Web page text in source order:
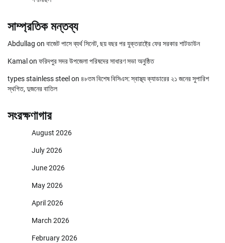
সাম্প্রতিক মন্তব্য
Abdullag on বাজেট পাসে ব্যর্থ সিনেট, ছয় বছর পর যুক্তরাষ্ট্রে ফের সরকার শাটডাউন
Kamal on ফরিদপুর সদর উপজেলা পরিষদের সাধারণ সভা অনুষ্ঠিত
types stainless steel on ৪৮তম বিশেষ বিসিএস: স্বাস্থ্য ক্যাডারের ২১ জনের সুপারিশ
স্থগিত, দুজনের বাতিল
সংরক্ষণাগার
August 2026
July 2026
June 2026
May 2026
April 2026
March 2026
February 2026